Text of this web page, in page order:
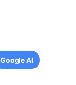
Google AI